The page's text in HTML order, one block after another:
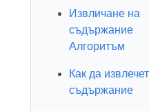
Извличане на
съдържание
Алгоритъм
Как да
съдържание